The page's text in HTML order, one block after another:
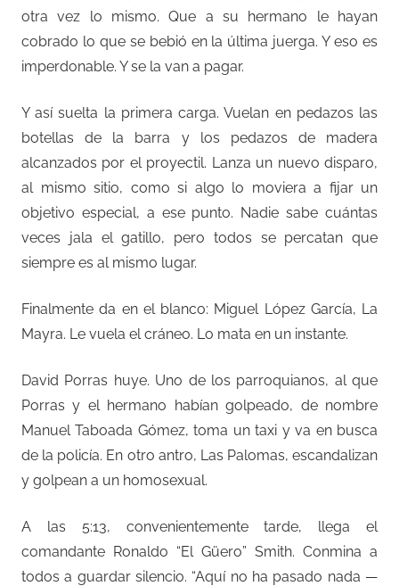
otra vez lo mismo. Que a su hermano le hayan
cobrado lo que se bebió en la última juerga. Y eso es
imperdonable. Y se la van a pagar.
Y así suelta la primera carga. Vuelan en pedazos las
botellas de la barra y los pedazos de madera
alcanzados por el proyectil. Lanza un nuevo disparo,
al mismo sitio, como si algo lo moviera a fijar un
objetivo especial, a ese punto. Nadie sabe cuántas
veces jala el gatillo, pero todos se percatan que
siempre es al mismo lugar.
Finalmente da en el blanco: Miguel López García, La
Mayra. Le vuela el cráneo. Lo mata en un instante.
David Porras huye. Uno de los parroquianos, al que
Porras y el hermano habían golpeado, de nombre
Manuel Taboada Gómez, toma un taxi y va en busca
de la policía. En otro antro, Las Palomas, escandalizan
y golpean a un homosexual.
A las 5:13, convenientemente tarde, llega el
comandante Ronaldo “El Güero” Smith. Conmina a
todos a guardar silencio. “Aquí no ha pasado nada —